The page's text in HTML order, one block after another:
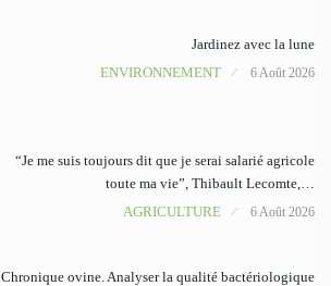
Jardinez avec la lune
ENVIRONNEMENT
6 Août 2026
“Je me suis toujours dit que je serai salarié agricole
toute ma vie”, Thibault Lecomte,…
AGRICULTURE
6 Août 2026
Chronique ovine. Analyser la qualité bactériologique